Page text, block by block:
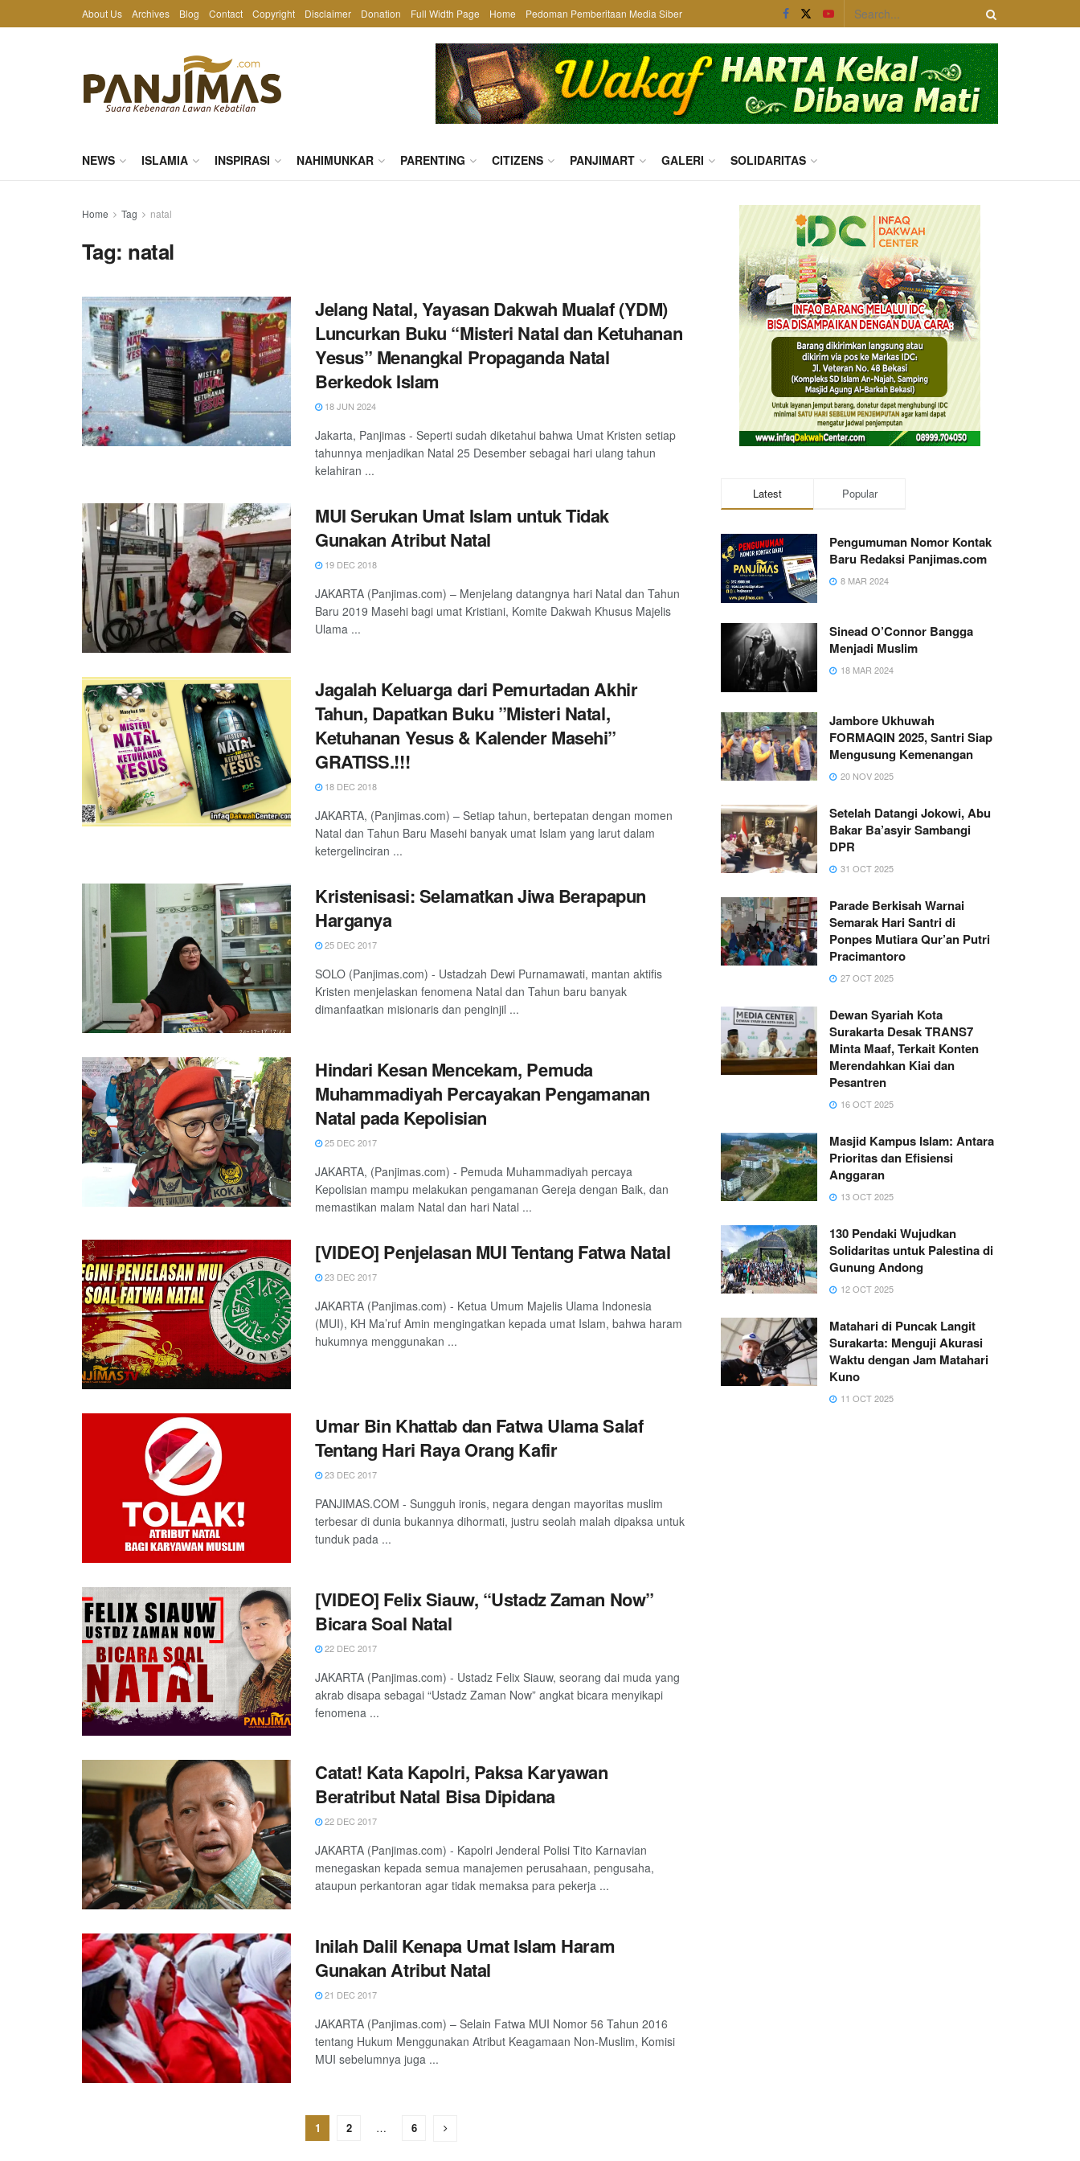
About Us Archives Blog Contact Copyright Disclaimer Donation Full Width Page Home Pedoman Pemberitaan Media Siber
NEWS ISLAMIA INSPIRASI NAHIMUNKAR PARENTING CITIZENS PANJIMART GALERI SOLIDARITAS
Home Tag natal
Tag: natal
Jelang Natal, Yayasan Dakwah Mualaf (YDM)
Luncurkan Buku “Misteri Natal dan Ketuhanan
Yesus” Menangkal Propaganda Natal
Berkedok Islam
18 JUN 2024
Jakarta, Panjimas - Seperti sudah diketahui bahwa Umat Kristen setiap
tahunnya menjadikan Natal 25 Desember sebagai hari ulang tahun
kelahiran ...
MUI Serukan Umat Islam untuk Tidak
Gunakan Atribut Natal
19 DEC 2018
JAKARTA (Panjimas.com) – Menjelang datangnya hari Natal dan Tahun
Baru 2019 Masehi bagi umat Kristiani, Komite Dakwah Khusus Majelis
Ulama ...
Jagalah Keluarga dari Pemurtadan Akhir
Tahun, Dapatkan Buku ”Misteri Natal,
Ketuhanan Yesus & Kalender Masehi”
GRATISS.!!!
18 DEC 2018
JAKARTA, (Panjimas.com) – Setiap tahun, bertepatan dengan momen
Natal dan Tahun Baru Masehi banyak umat Islam yang larut dalam
ketergelinciran ...
Kristenisasi: Selamatkan Jiwa Berapapun
Harganya
25 DEC 2017
SOLO (Panjimas.com) - Ustadzah Dewi Purnamawati, mantan aktifis
Kristen menjelaskan fenomena Natal dan Tahun baru banyak
dimanfaatkan misionaris dan penginjil ...
Hindari Kesan Mencekam, Pemuda
Muhammadiyah Percayakan Pengamanan
Natal pada Kepolisian
25 DEC 2017
JAKARTA, (Panjimas.com) - Pemuda Muhammadiyah percaya
Kepolisian mampu melakukan pengamanan Gereja dengan Baik, dan
memastikan malam Natal dan hari Natal ...
[VIDEO] Penjelasan MUI Tentang Fatwa Natal
23 DEC 2017
JAKARTA (Panjimas.com) - Ketua Umum Majelis Ulama Indonesia
(MUI), KH Ma’ruf Amin mengingatkan kepada umat Islam, bahwa haram
hukumnya menggunakan ...
Umar Bin Khattab dan Fatwa Ulama Salaf
Tentang Hari Raya Orang Kafir
23 DEC 2017
PANJIMAS.COM - Sungguh ironis, negara dengan mayoritas muslim
terbesar di dunia bukannya dihormati, justru seolah malah dipaksa untuk
tunduk pada ...
[VIDEO] Felix Siauw, “Ustadz Zaman Now”
Bicara Soal Natal
22 DEC 2017
JAKARTA (Panjimas.com) - Ustadz Felix Siauw, seorang dai muda yang
akrab disapa sebagai “Ustadz Zaman Now” angkat bicara menyikapi
fenomena ...
Catat! Kata Kapolri, Paksa Karyawan
Beratribut Natal Bisa Dipidana
22 DEC 2017
JAKARTA (Panjimas.com) - Kapolri Jenderal Polisi Tito Karnavian
menegaskan kepada semua manajemen perusahaan, pengusaha,
ataupun perkantoran agar tidak memaksa para pekerja ...
Inilah Dalil Kenapa Umat Islam Haram
Gunakan Atribut Natal
21 DEC 2017
JAKARTA (Panjimas.com) – Selain Fatwa MUI Nomor 56 Tahun 2016
tentang Hukum Menggunakan Atribut Keagamaan Non-Muslim, Komisi
MUI sebelumnya juga ...
1 2 … 6
Latest Popular
Pengumuman Nomor Kontak
Baru Redaksi Panjimas.com
8 MAR 2024
Sinead O’Connor Bangga
Menjadi Muslim
18 MAR 2024
Jambore Ukhuwah
FORMAQIN 2025, Santri Siap
Mengusung Kemenangan
20 NOV 2025
Setelah Datangi Jokowi, Abu
Bakar Ba’asyir Sambangi
DPR
31 OCT 2025
Parade Berkisah Warnai
Semarak Hari Santri di
Ponpes Mutiara Qur’an Putri
Pracimantoro
27 OCT 2025
Dewan Syariah Kota
Surakarta Desak TRANS7
Minta Maaf, Terkait Konten
Merendahkan Kiai dan
Pesantren
16 OCT 2025
Masjid Kampus Islam: Antara
Prioritas dan Efisiensi
Anggaran
13 OCT 2025
130 Pendaki Wujudkan
Solidaritas untuk Palestina di
Gunung Andong
12 OCT 2025
Matahari di Puncak Langit
Surakarta: Menguji Akurasi
Waktu dengan Jam Matahari
Kuno
11 OCT 2025